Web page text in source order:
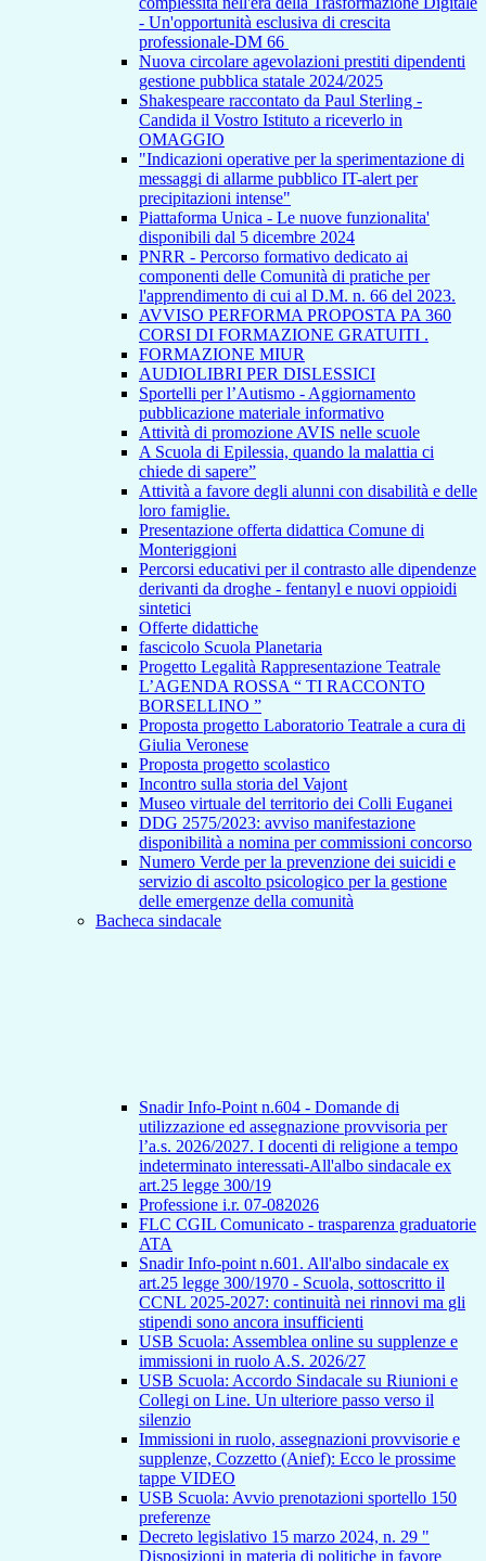
- Un'opportunità esclusiva di crescita
professionale-DM 66
Nuova circolare agevolazioni prestiti dipendenti
gestione pubblica statale 2024/2025
Shakespeare raccontato da Paul Sterling -
Candida il Vostro Istituto a riceverlo in
OMAGGIO
"Indicazioni operative per la sperimentazione di
messaggi di allarme pubblico IT-alert per
precipitazioni intense"
Piattaforma Unica - Le nuove funzionalita'
disponibili dal 5 dicembre 2024
PNRR - Percorso formativo dedicato ai
componenti delle Comunità di pratiche per
l'apprendimento di cui al D.M. n. 66 del 2023.
AVVISO PERFORMA PROPOSTA PA 360
CORSI DI FORMAZIONE GRATUITI .
FORMAZIONE MIUR
AUDIOLIBRI PER DISLESSICI
Sportelli per l’Autismo - Aggiornamento
pubblicazione materiale informativo
Attività di promozione AVIS nelle scuole
A Scuola di Epilessia, quando la malattia ci
chiede di sapere”
Attività a favore degli alunni con disabilità e delle
loro famiglie.
Presentazione offerta didattica Comune di
Monteriggioni
Percorsi educativi per il contrasto alle dipendenze
derivanti da droghe - fentanyl e nuovi oppioidi
sintetici
Offerte didattiche
fascicolo Scuola Planetaria
Progetto Legalità Rappresentazione Teatrale
L’AGENDA ROSSA “ TI RACCONTO
BORSELLINO ”
Proposta progetto Laboratorio Teatrale a cura di
Giulia Veronese
Proposta progetto scolastico
Incontro sulla storia del Vajont
Museo virtuale del territorio dei Colli Euganei
DDG 2575/2023: avviso manifestazione
disponibilità a nomina per commissioni concorso
Numero Verde per la prevenzione dei suicidi e
servizio di ascolto psicologico per la gestione
delle emergenze della comunità
Bacheca sindacale
Snadir Info-Point n.604 - Domande di
utilizzazione ed assegnazione provvisoria per
l’a.s. 2026/2027. I docenti di religione a tempo
indeterminato interessati-All'albo sindacale ex
art.25 legge 300/19
Professione i.r. 07-082026
FLC CGIL Comunicato - trasparenza graduatorie
ATA
Snadir Info-point n.601. All'albo sindacale ex
art.25 legge 300/1970 - Scuola, sottoscritto il
CCNL 2025-2027: continuità nei rinnovi ma gli
stipendi sono ancora insufficienti
USB Scuola: Assemblea online su supplenze e
immissioni in ruolo A.S. 2026/27
USB Scuola: Accordo Sindacale su Riunioni e
Collegi on Line. Un ulteriore passo verso il
silenzio
Immissioni in ruolo, assegnazioni provvisorie e
supplenze, Cozzetto (Anief): Ecco le prossime
tappe VIDEO
USB Scuola: Avvio prenotazioni sportello 150
preferenze
Decreto legislativo 15 marzo 2024, n. 29 "
Disposizioni in materia di politiche in favore